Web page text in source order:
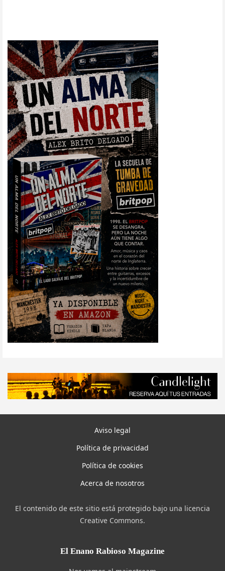
Aviso legal
Política de privacidad
Política de cookies
Acerca de nosotros
El contenido de este sitio está protegido bajo una licencia
Creative Commons.
El Enano Rabioso Magazine